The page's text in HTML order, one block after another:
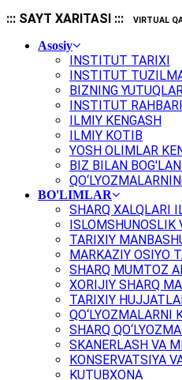
::: SAYT XARITASI ::: VIRTUAL
Asosiy
INSTITUT TARIXI
INSTITUT
BIZNING
INSTITUT
ILMIY KENGASH
ILMIY KOTIB
YOSH OLIMLAR
BIZ BILAN
BO'LIMLAR
SHARQ XALQLARI
ISLOMSHUNOSLIK
TARIXIY
MARKAZIY OSIYO
SHARQ MUMTOZ
XORIJIY SHARQ
TARIXIY
QO‘LYOZMALARNI
SHARQ
SKANERLASH VA
KONSERVATSIYA
KUTUBXONA